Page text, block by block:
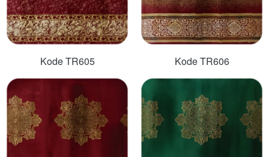
Kode TR605 Kode TR606